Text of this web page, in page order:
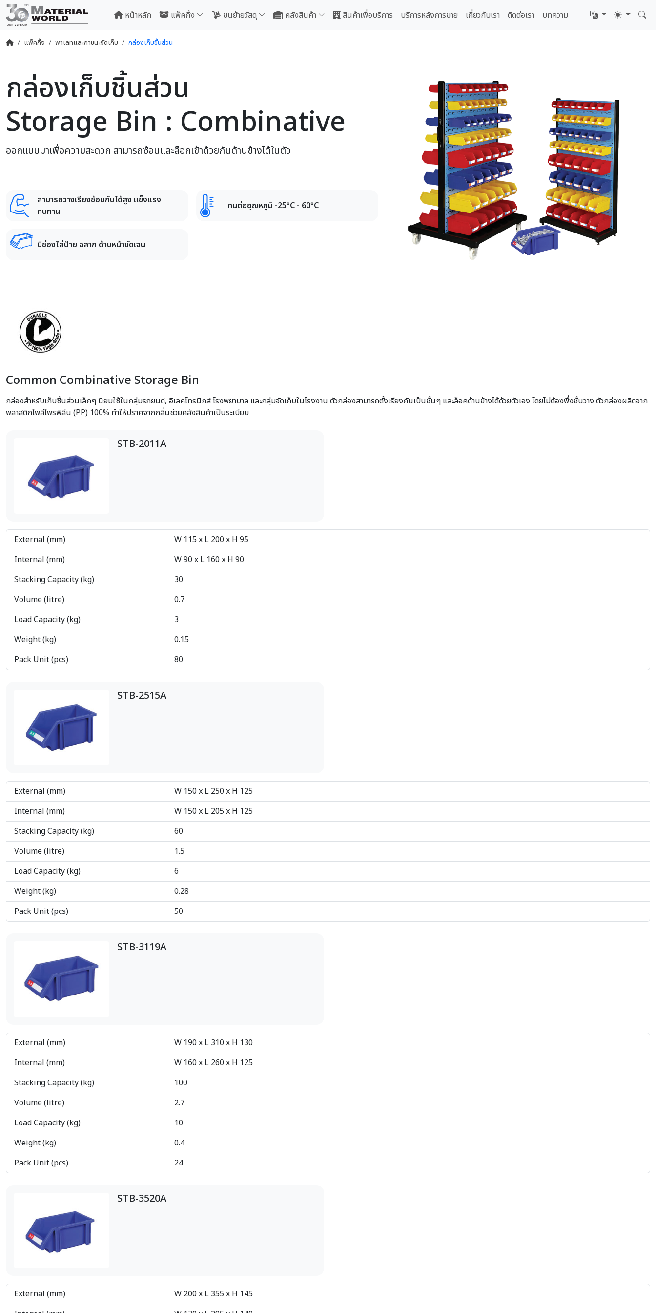
หน้าหลัก แพ็คกิ้ง ขนย้ายวัสดุ คลังสินค้า สินค้าเพื่อบริการ บริการหลังการขาย เกี่ยวกับเรา ติดต่อเรา บทความ
แพ็คกิ้ง พาเลทและภาชนะจัดเก็บ กล่องเก็บชิ้นส่วน
กล่องเก็บชิ้นส่วน
Storage Bin : Combinative
ออกแบบมาเพื่อความสะดวก สามารถซ้อนและล็อกเข้าด้วยกันด้านข้างได้ในตัว
สามารถวางเรียงซ้อนกันได้สูง แข็งแรง
ทนทาน
ทนต่ออุณหภูมิ -25°C - 60°C
มีช่องใส่ป้าย ฉลาก ด้านหน้าชัดเจน
Common Combinative Storage Bin
กล่องสำหรับเก็บชิ้นส่วนเล็กๆ นิยมใช้ในกลุ่มรถยนต์, อิเลคโทรนิกส์ โรงพยาบาล และกลุ่มจัดเก็บในโรงงาน ตัวกล่องสามารถตั้งเรียงกันเป็นชั้นๆ และล็อคด้านข้างได้ด้วยตัวเอง โดยไม่ต้องพึ่งชั้นวาง ตัวกล่องผลิตจาก
พลาสติกโพลีโพรพิลีน (PP) 100% ทำให้ปราศจากกลิ่นช่วยคลังสินค้าเป็นระเบียบ
STB-2011A
External (mm)
W 115 x L 200 x H 95
Internal (mm)
W 90 x L 160 x H 90
Stacking Capacity (kg)
30
Volume (litre)
0.7
Load Capacity (kg)
3
Weight (kg)
0.15
Pack Unit (pcs)
80
STB-2515A
External (mm)
W 150 x L 250 x H 125
Internal (mm)
W 150 x L 205 x H 125
Stacking Capacity (kg)
60
Volume (litre)
1.5
Load Capacity (kg)
6
Weight (kg)
0.28
Pack Unit (pcs)
50
STB-3119A
External (mm)
W 190 x L 310 x H 130
Internal (mm)
W 160 x L 260 x H 125
Stacking Capacity (kg)
100
Volume (litre)
2.7
Load Capacity (kg)
10
Weight (kg)
0.4
Pack Unit (pcs)
24
STB-3520A
External (mm)
W 200 x L 355 x H 145